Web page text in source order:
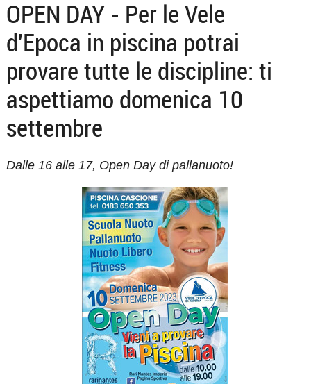
OPEN DAY - Per le Vele
d'Epoca in piscina potrai
provare tutte le discipline: ti
aspettiamo domenica 10
settembre
Dalle 16 alle 17, Open Day di pallanuoto!